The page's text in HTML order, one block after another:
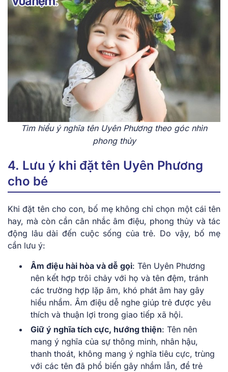
Tìm hiểu ý nghĩa tên Uyên Phương theo góc nhìn
phong thủy
4. Lưu ý khi đặt tên Uyên Phương
cho bé
Khi đặt tên cho con, bố mẹ không chỉ chọn một cái tên
hay, mà còn cần cân nhắc âm điệu, phong thủy và tác
động lâu dài đến cuộc sống của trẻ. Do vậy, bố mẹ
cần lưu ý:
Âm điệu hài hòa và dễ gọi: Tên Uyên Phương
nên kết hợp trôi chảy với họ và tên đệm, tránh
các trường hợp lặp âm, khó phát âm hay gây
hiểu nhầm. Âm điệu dễ nghe giúp trẻ được yêu
thích và thuận lợi trong giao tiếp xã hội.
Giữ ý nghĩa tích cực, hướng thiện: Tên nên
mang ý nghĩa của sự thông minh, nhân hậu,
thanh thoát, không mang ý nghĩa tiêu cực, trùng
với các tên đã phổ biến gây nhầm lẫn, để trẻ